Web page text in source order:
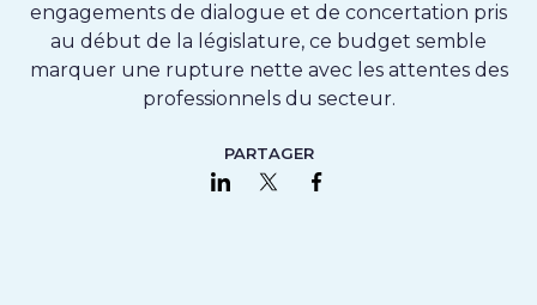
engagements de dialogue et de concertation pris
au début de la législature, ce budget semble
marquer une rupture nette avec les attentes des
professionnels du secteur.
PARTAGER
Partager sur LinkedIn
Partager sur Twitter